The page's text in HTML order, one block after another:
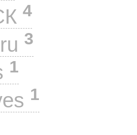
4
3
1
1